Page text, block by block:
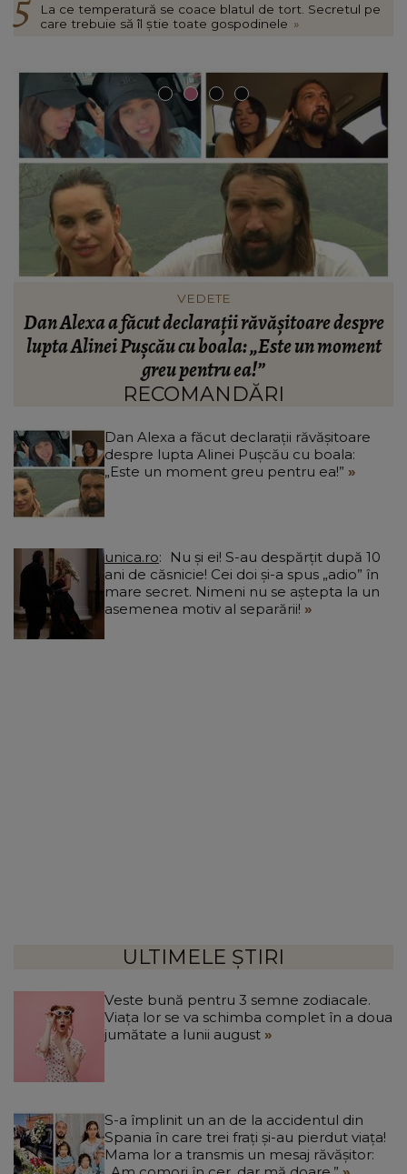
La ce temperatură se coace blatul de tort. Secretul pe
care trebuie să îl știe toate gospodinele »
HOROSCOPUL LUNII
Veste bună pentru 3 semne zodiacale. Viața lor se
va schimba complet în a doua jumătate a lunii
august
RECOMANDĂRI
Dan Alexa a făcut declarații răvășitoare
despre lupta Alinei Pușcău cu boala:
„Este un moment greu pentru ea!”
unica.ro
ani de căsnicie! Cei doi și-a spus „adio” în
mare secret. Nimeni nu se aștepta la un
asemenea motiv al separării!
ULTIMELE ȘTIRI
Veste bună pentru 3 semne zodiacale.
Viața lor se va schimba complet în a doua
jumătate a lunii august
S-a împlinit un an de la accidentul din
Spania în care trei frați și-au pierdut viața!
Mama lor a transmis un mesaj răvășitor: